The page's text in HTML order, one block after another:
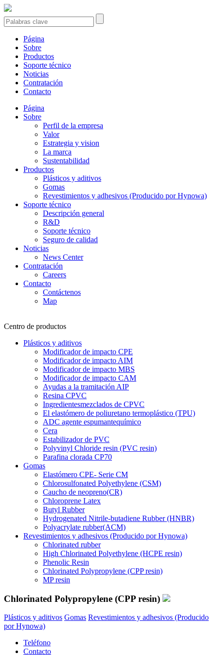
Página
Sobre
Productos
Soporte técnico
Noticias
Contratación
Contacto
Página
Sobre
Perfil de la empresa
Valor
Estrategia y vision
La marca
Sustentabilidad
Productos
Plásticos y aditivos
Gomas
Revestimientos y adhesivos (Producido por Hynowa)
Soporte técnico
Descripción general
R&D
Soporte técnico
Seguro de calidad
Noticias
News Center
Contratación
Careers
Contacto
Contáctenos
Map
Centro de productos
Plásticos y aditivos
Modificador de impacto CPE
Modificador de impacto AIM
Modificador de impacto MBS
Modificador de impacto CAM
Ayudas a la tramitación AIP
Resina CPVC
Ingredientesmezclados de CPVC
El elastómero de poliuretano termoplástico (TPU)
ADC agente espumantequímico
Cera
Estabilizador de PVC
Polyvinyl Chloride resin (PVC resin)
Parafina clorada CP70
Gomas
Elastómero CPE- Serie CM
Chlorosulfonated Polyethylene (CSM)
Caucho de neopreno(CR)
Chloroprene Latex
Butyl Rubber
Hydrogenated Nitrile-butadiene Rubber (HNBR)
Polyacrylate rubber(ACM)
Revestimientos y adhesivos (Producido por Hynowa)
Chlorinated rubber
High Chlorinated Polyethylene (HCPE resin)
Phenolic Resin
Chlorinated Polypropylene (CPP resin)
MP resin
Chlorinated Polypropylene (CPP resin)
Plásticos y aditivos Gomas Revestimientos y adhesivos (Producido
por Hynowa)
Teléfono
Contacto